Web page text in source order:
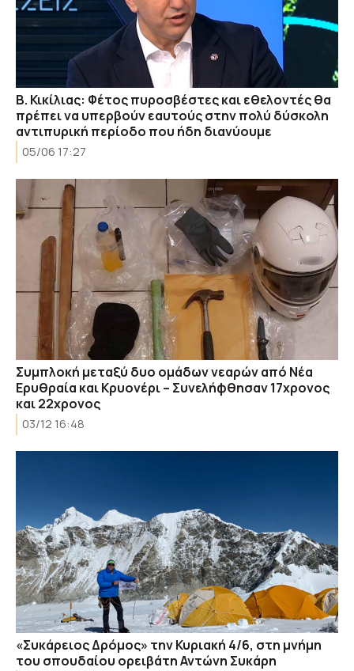
Β. Κικίλιας: Φέτος πυροσβέστες και εθελοντές θα
πρέπει να υπερβούν εαυτούς στην πολύ δύσκολη
αντιπυρική περίοδο που ήδη διανύουμε
05/06 17:27
Συμπλοκή μεταξύ δυο ομάδων νεαρών από Νέα
Ερυθραία και Κρυονέρι – Συνελήφθησαν 17χρονος
και 22χρονος
03/12 16:48
«Συκάρειος Δρόμος» την Κυριακή 4/6, στη μνήμη
του σπουδαίου ορειβάτη Αντώνη Συκάρη